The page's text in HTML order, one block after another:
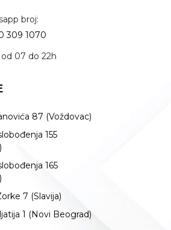
broj:
309 1070
07 do 22h
87 (Voždovac)
155
165
7 (Slavija)
1 (Novi Beograd)